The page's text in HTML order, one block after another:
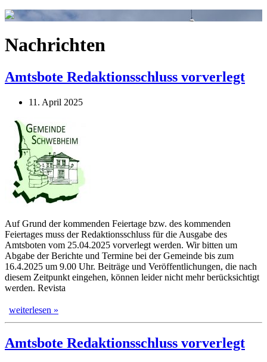
Nachrichten
Amtsbote Redaktionsschluss vorverlegt
11. April 2025
Auf Grund der kommenden Feiertage bzw. des kommenden
Feiertages muss der Redaktionsschluss für die Ausgabe des
Amtsboten vom 25.04.2025 vorverlegt werden. Wir bitten um
Abgabe der Berichte und Termine bei der Gemeinde bis zum
16.4.2025 um 9.00 Uhr. Beiträge und Veröffentlichungen, die nach
diesem Zeitpunkt eingehen, können leider nicht mehr berücksichtigt
werden. Revista
weiterlesen »
Amtsbote Redaktionsschluss vorverlegt